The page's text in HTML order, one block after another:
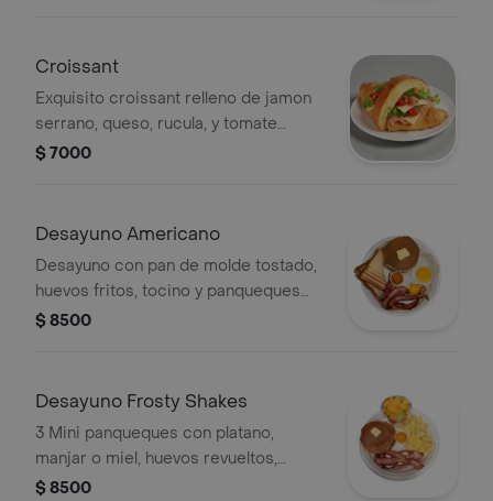
Croissant
Exquisito croissant relleno de jamon
serrano, queso, rucula, y tomate
chery.
$ 7000
Desayuno Americano
Desayuno con pan de molde tostado,
huevos fritos, tocino y panqueques
con miel.
$ 8500
Desayuno Frosty Shakes
3 Mini panqueques con platano,
manjar o miel, huevos revueltos,
tocino y mini ensalada de frutas. .
$ 8500